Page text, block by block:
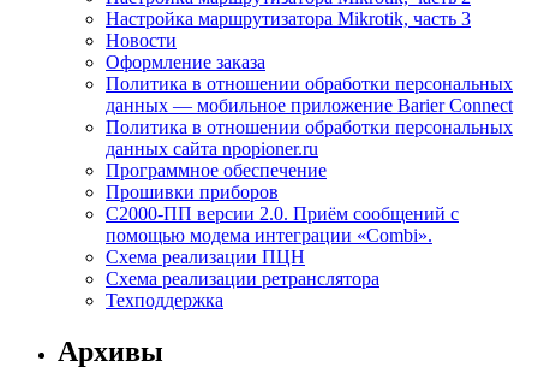
Настройка маршрутизатора Mikrotik, часть 3
Новости
Оформление заказа
Политика в отношении обработки персональных
данных — мобильное приложение Barier Connect
Политика в отношении обработки персональных
данных сайта npopioner.ru
Программное обеспечение
Прошивки приборов
С2000-ПП версии 2.0. Приём сообщений с
помощью модема интеграции «Combi».
Схема реализации ПЦН
Схема реализации ретранслятора
Техподдержка
Архивы